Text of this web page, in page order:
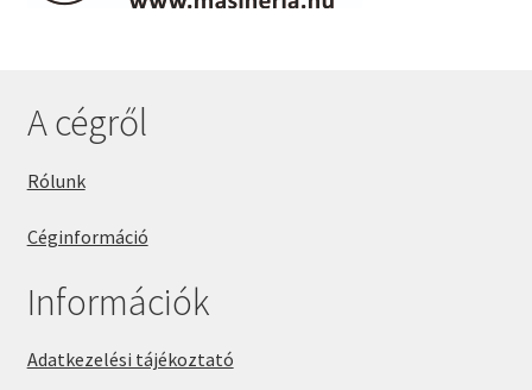
A cégről
Rólunk
Céginformáció
Információk
Adatkezelési tájékoztató